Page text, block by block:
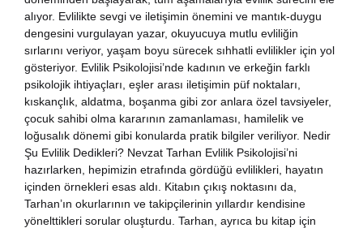
Siyasi
Tarih
alıyor. Evlilikte sevgi ve iletişimin önemini ve mantık-duygu
dengesini vurgulayan yazar, okuyucuya mutlu evliliğin
sırlarını veriyor, yaşam boyu sürecek sıhhatli evlilikler için yol
gösteriyor. Evlilik Psikolojisi’nde kadının ve erkeğin farklı
psikolojik ihtiyaçları, eşler arası iletişimin püf noktaları,
kıskançlık, aldatma, boşanma gibi zor anlara özel tavsiyeler,
çocuk sahibi olma kararının zamanlaması, hamilelik ve
loğusalık dönemi gibi konularda pratik bilgiler veriliyor. Nedir
Şu Evlilik Dedikleri? Nevzat Tarhan Evlilik Psikolojisi’ni
hazırlarken, hepimizin etrafında gördüğü evlilikleri, hayatın
içinden örnekleri esas aldı. Kitabın çıkış noktasını da,
Tarhan’ın okurlarının ve takipçilerinin yıllardır kendisine
yönelttikleri sorular oluşturdu. Tarhan, ayrıca bu kitap için